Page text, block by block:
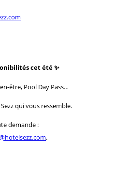
cet été ✨
être, Pool Day Pass…
qui vous ressemble.
demande :
.